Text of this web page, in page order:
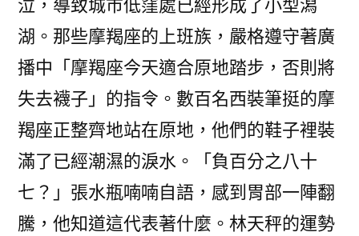
泣，導致城市低窪處已經形成了小型潟
湖。那些摩羯座的上班族，嚴格遵守著廣
播中「摩羯座今天適合原地踏步，否則將
失去襪子」的指令。數百名西裝筆挺的摩
羯座正整齊地站在原地，他們的鞋子裡裝
滿了已經潮濕的淚水。「負百分之八十
七？」張水瓶喃喃自語，感到胃部一陣翻
騰，他知道這代表著什麼。林天秤的運勢